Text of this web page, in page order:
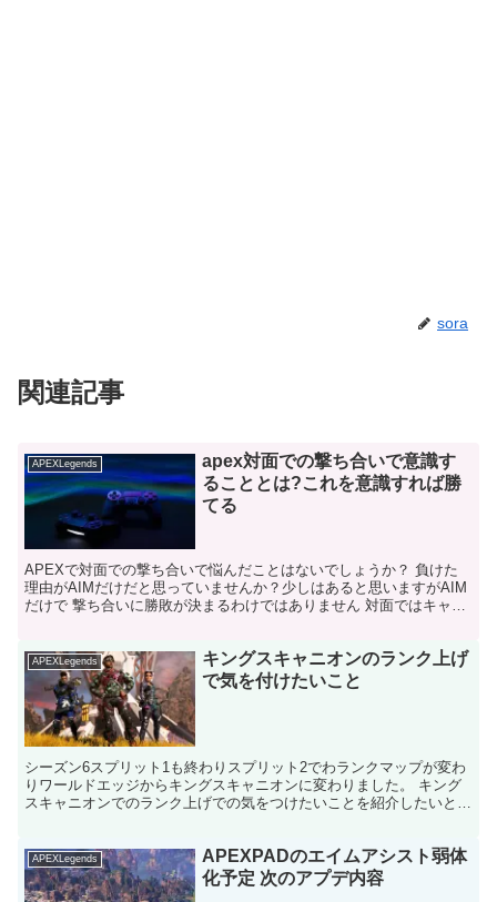
sora
関連記事
APEXLegends
apex対面での撃ち合いで意識す
ることとは?これを意識すれば勝
てる
APEXで対面での撃ち合いで悩んだことはないでしょうか？ 負けた
理由がAIMだけだと思っていませんか？少しはあると思いますがAIM
だけで 撃ち合いに勝敗が決まるわけではありません 対面ではキャラ
APEXLegends
キングスキャニオンのランク上げ
で気を付けたいこと
シーズン6スプリット1も終わりスプリット2でわランクマップが変わ
りワールドエッジからキングスキャニオンに変わりました。 キング
スキャニオンでのランク上げでの気をつけたいことを紹介したいと思
APEXLegends
APEXPADのエイムアシスト弱体
化予定 次のアプデ内容